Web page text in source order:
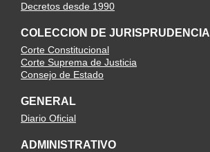
Decretos desde 1990
COLECCION DE JURISPRUDENCIA
Corte Constitucional
Corte Suprema de Justicia
Consejo de Estado
GENERAL
Diario Oficial
ADMINISTRATIVO